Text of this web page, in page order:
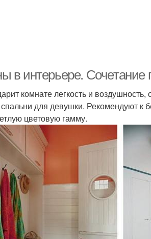
в интерьере. Сочетание
комнате легкость и
для девушки. Рекомендуют
цветовую гамму.